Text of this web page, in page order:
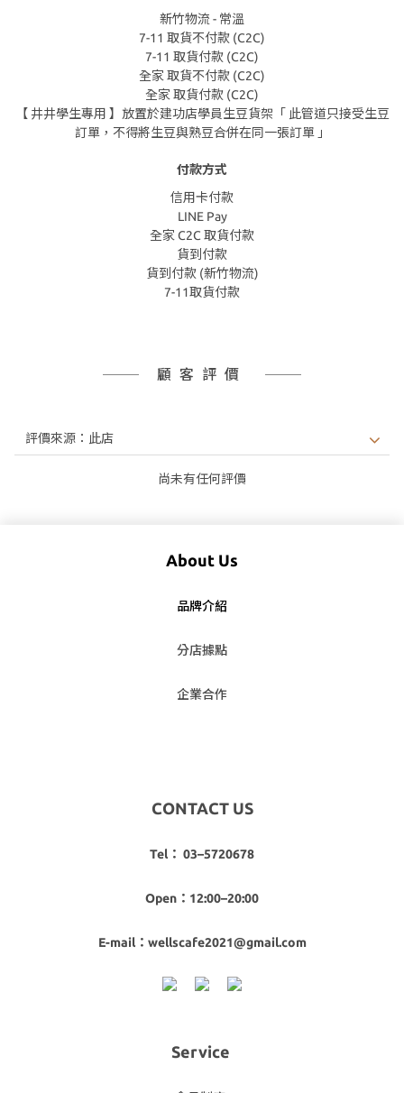
新竹物流 - 常溫
7-11 取貨不付款 (C2C)
7-11 取貨付款 (C2C)
全家 取貨不付款 (C2C)
全家 取貨付款 (C2C)
【 井井學生專用 】放置於建功店學員生豆貨架「 此管道只接受生豆
訂單，不得將生豆與熟豆合併在同一張訂單 」
付款方式
信用卡付款
LINE Pay
全家 C2C 取貨付款
貨到付款
貨到付款 (新竹物流)
7-11取貨付款
顧客評價
尚未有任何評價
About Us
品牌介紹
分店據點
企業合作
CONTACT US
Tel： 03–5720678
Open：12:00–20:00
E-mail：wellscafe2021@gmail.com
Service